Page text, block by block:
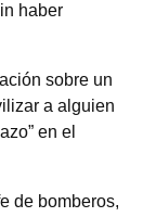
haber
sobre un
a alguien
en el
de bomberos,